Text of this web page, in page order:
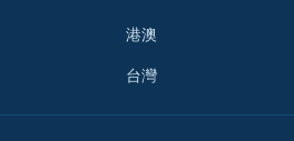
港澳
台灣